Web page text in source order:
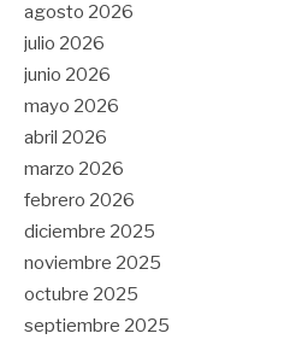
agosto 2026
julio 2026
junio 2026
mayo 2026
abril 2026
marzo 2026
febrero 2026
diciembre 2025
noviembre 2025
octubre 2025
septiembre 2025